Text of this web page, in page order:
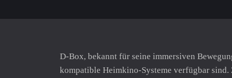
D-Box, bekannt für seine immersiven
kompatible Heimkino-Systeme verfügbar